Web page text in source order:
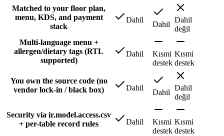
Matched to your floor plan,
menu, KDS, and payment
stack
Dahil
Dahil
Dahil
değil
Multi-language menu +
allergen/dietary tags (RTL
supported)
Dahil
Kısmi
destek
Kısmi
destek
You own the source code (no
vendor lock-in / black box)
Dahil
Dahil
Dahil
değil
Security via ir.model.access.csv
+ per-table record rules
Dahil
Kısmi
destek
Kısmi
destek